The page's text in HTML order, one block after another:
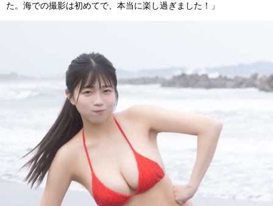
た。海での撮影は初めてで、本当に楽し過ぎました！」